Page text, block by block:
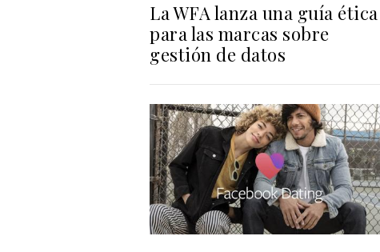
La WFA lanza una guía ética
para las marcas sobre
gestión de datos